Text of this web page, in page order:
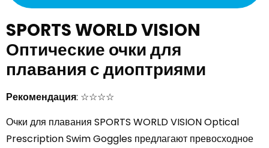
SPORTS WORLD VISION
Оптические очки для
плавания с диоптриями
Рекомендация: ☆☆☆☆
Очки для плавания SPORTS WORLD VISION Optical
Prescription Swim Goggles предлагают превосходное